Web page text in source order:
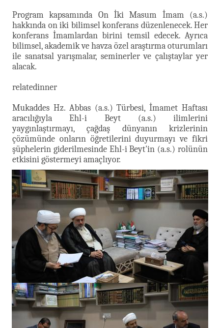
Program kapsamında On İki Masum İmam (a.s.)
hakkında on iki bilimsel konferans düzenlenecek. Her
konferans İmamlardan birini temsil edecek. Ayrıca
bilimsel, akademik ve havza özel araştırma oturumları
ile sanatsal yarışmalar, seminerler ve çalıştaylar yer
alacak.
relatedinner
Mukaddes Hz. Abbas (a.s.) Türbesi, İmamet Haftası
aracılığıyla Ehl-i Beyt (a.s.) ilimlerini
yaygınlaştırmayı, çağdaş dünyanın krizlerinin
çözümünde onların öğretilerini duyurmayı ve fikri
şüphelerin giderilmesinde Ehl-i Beyt'in (a.s.) rolünün
etkisini göstermeyi amaçlıyor.